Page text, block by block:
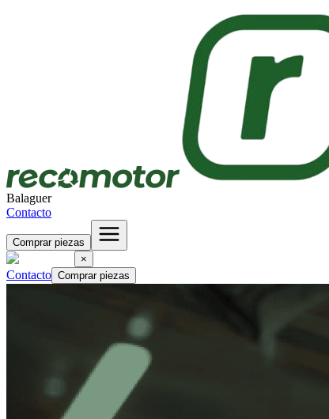
Balaguer
Contacto
Comprar piezas
×
Contacto Comprar piezas